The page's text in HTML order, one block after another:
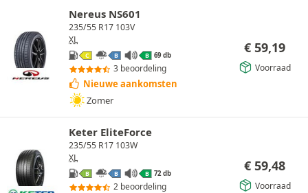
Nereus NS601
235/55 R17 103V
XL
C B B 69 db
3 beoordeling
Nieuwe aankomsten
Zomer
€ 59,19
Voorraad
Keter EliteForce
235/55 R17 103W
XL
B B B 72 db
2 beoordeling
€ 59,48
Voorraad